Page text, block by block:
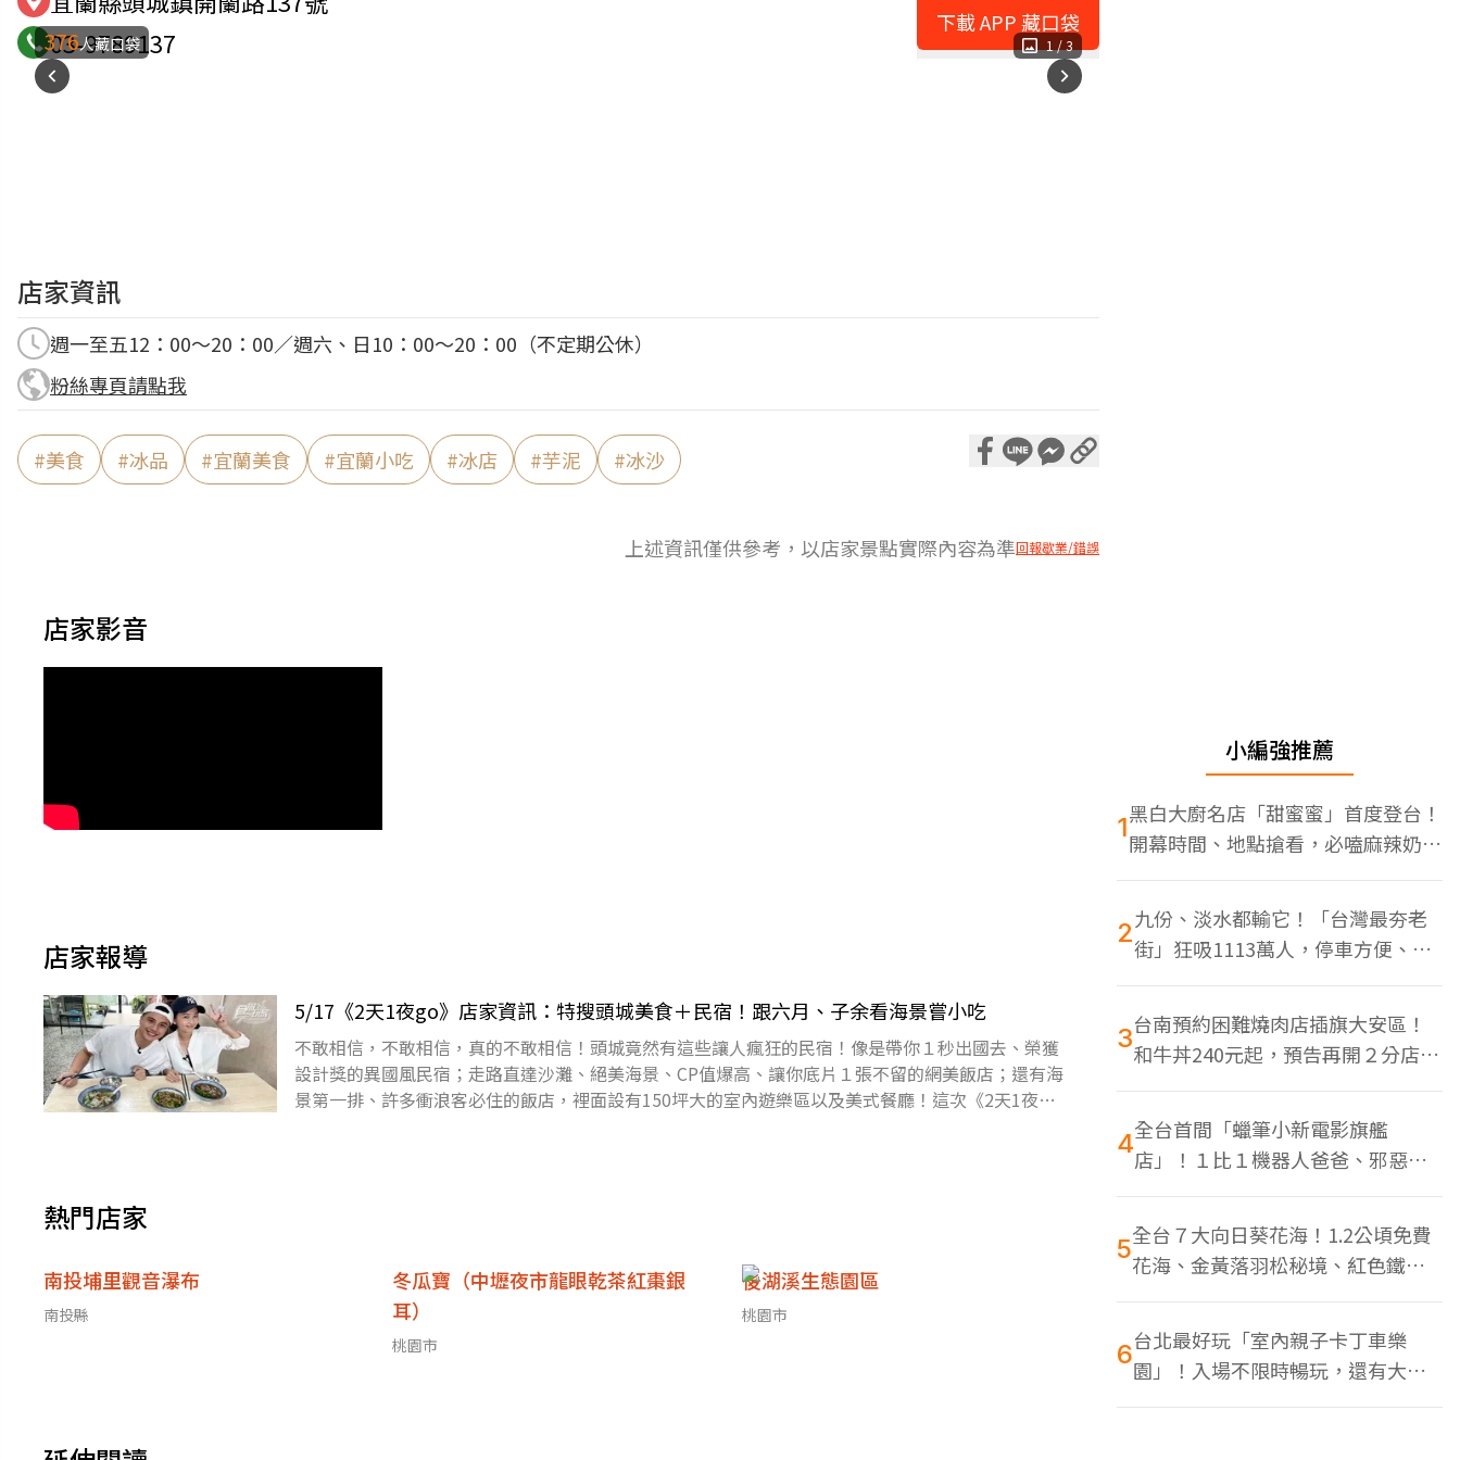
1 /3
376人藏口袋
03-9789137
店家資訊
週一至五12：00～20：00／週六、日10：00～20：00（不定期公休）
粉絲專頁請點我
#美食 #冰品 #宜蘭美食 #宜蘭小吃 #冰店 #芋泥 #冰沙
下載 APP 藏口袋
上述資訊僅供參考，以店家景點實際內容為準回報歇業/錯誤
店家影音
店家報導
5/17《2天1夜go》店家資訊：特搜頭城美食＋民宿！跟六月、子余看海景嘗小吃
不敢相信，不敢相信，真的不敢相信！頭城竟然有這些讓人瘋狂的民宿！像是帶你１秒出國去、榮獲
設計獎的異國風民宿；走路直達沙灘、絕美海景、CP值爆高、讓你底片１張不留的網美飯店；還有海
景第一排、許多衝浪客必住的飯店，裡面設有150坪大的室內遊樂區以及美式餐廳！這次《2天1夜
熱門店家
南投埔里觀音瀑布
南投縣
冬瓜寶（中壢夜市龍眼乾茶紅棗銀
耳）
桃園市
後湖溪生態園區
桃園市
小編強推薦
1黑白大廚名店「甜蜜蜜」首度登台！
開幕時間、地點搶看，必嗑麻辣奶油
蝦
2九份、淡水都輸它！「台灣最夯老
街」狂吸1113萬人，停車方便、特
色美食多
3台南預約困難燒肉店插旗大安區！
和牛丼240元起，預告再開２分店、
地點曝光
4全台首間「蠟筆小新電影旗艦
店」！１比１機器人爸爸、邪惡正
男，百款周邊買翻
5全台７大向日葵花海！1.2公頃免費
花海、金黃落羽松秘境、紅色鐵橋
同框
6台北最好玩「室內親子卡丁車樂
園」！入場不限時暢玩，還有大螢
幕Switch遊戲區